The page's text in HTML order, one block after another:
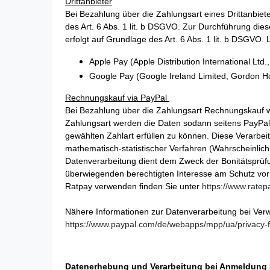
Bei Bezahlung über die Zahlungsart eines
des Art. 6 Abs. 1 lit. b DSGVO. Zur Durchführung
erfolgt auf Grundlage des Art. 6 Abs. 1 lit. b
Apple Pay (Apple Distribution International
Google Pay (Google Ireland Limited, Gordon
Rechnungskauf via PayPal
Bei Bezahlung über die Zahlungsart
Zahlungsart werden die Daten sodann seitens
gewählten Zahlart erfüllen zu können. Diese
mathematisch-statistischer Verfahren
Datenverarbeitung dient dem Zweck der
überwiegenden berechtigten Interesse am Schutz
Ratpay verwenden finden Sie unter https://
Nähere Informationen zur Datenverarbeitung bei
https://www.paypal.com/de/webapps/mpp/ua/privacy-
Datenerhebung und Verarbeitung bei